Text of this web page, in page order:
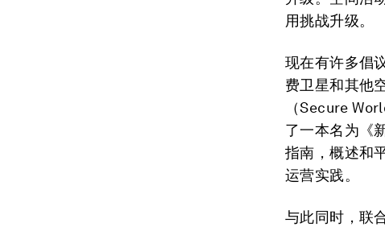
用挑战升级。
现在有许多倡
费卫星和其他
（Secure
了一本名为《
指南，概述和
运营实践。
与此同时，联